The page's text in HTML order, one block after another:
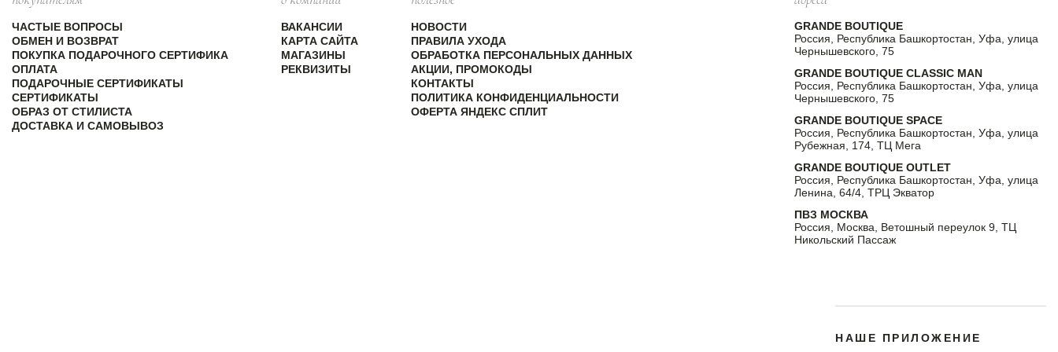
ЧАСТЫЕ ВОПРОСЫ
ОБМЕН И ВОЗВРАТ
ПОКУПКА ПОДАРОЧНОГО СЕРТИФИКА
ОПЛАТА
ПОДАРОЧНЫЕ СЕРТИФИКАТЫ
СЕРТИФИКАТЫ
ОБРАЗ ОТ СТИЛИСТА
ДОСТАВКА И САМОВЫВОЗ
ВАКАНСИИ
КАРТА САЙТА
МАГАЗИНЫ
РЕКВИЗИТЫ
НОВОСТИ
ПРАВИЛА УХОДА
ОБРАБОТКА ПЕРСОНАЛЬНЫХ ДАННЫХ
АКЦИИ, ПРОМОКОДЫ
КОНТАКТЫ
ПОЛИТИКА КОНФИДЕНЦИАЛЬНОСТИ
ОФЕРТА ЯНДЕКС СПЛИТ
GRANDE BOUTIQUE
Россия, Республика Башкортостан, Уфа, улица
Чернышевского, 75
GRANDE BOUTIQUE CLASSIC MAN
Россия, Республика Башкортостан, Уфа, улица
Чернышевского, 75
GRANDE BOUTIQUE SPACE
Россия, Республика Башкортостан, Уфа, улица
Рубежная, 174, ТЦ Мега
GRANDE BOUTIQUE OUTLET
Россия, Республика Башкортостан, Уфа, улица
Ленина, 64/4, ТРЦ Экватор
ПВЗ МОСКВА
Россия, Москва, Ветошный переулок 9, ТЦ
Никольский Пассаж
НАШЕ ПРИЛОЖЕНИЕ